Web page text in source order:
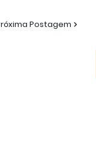
Postagem